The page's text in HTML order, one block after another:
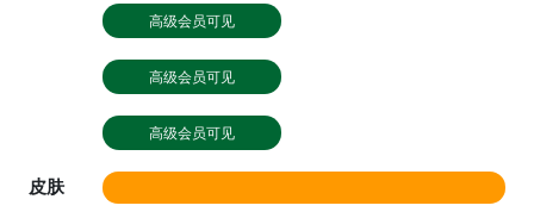
高级会员可见
高级会员可见
高级会员可见
皮肤